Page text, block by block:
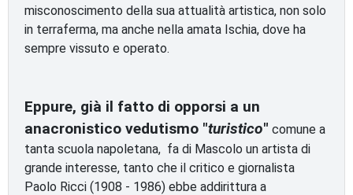
misconoscimento della sua attualità artistica, non solo
in terraferma, ma anche nella amata Ischia, dove ha
sempre vissuto e operato.
Eppure, già il fatto di opporsi a un
anacronistico vedutismo "turistico" comune a
tanta scuola napoletana, fa di Mascolo un artista di
grande interesse, tanto che il critico e giornalista
Paolo Ricci (1908 - 1986) ebbe addirittura a